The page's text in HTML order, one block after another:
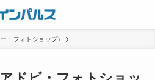
・フォトショップ）